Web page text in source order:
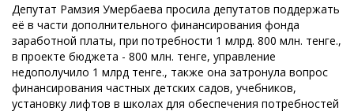
Депутат Рамзия Умербаева просила депутатов поддержать
её в части дополнительного финансирования фонда
заработной платы, при потребности 1 млрд. 800 млн. тенге.,
в проекте бюджета - 800 млн. тенге, управление
недополучило 1 млрд тенге., также она затронула вопрос
финансирования частных детских садов, учебников,
установку лифтов в школах для обеспечения потребностей